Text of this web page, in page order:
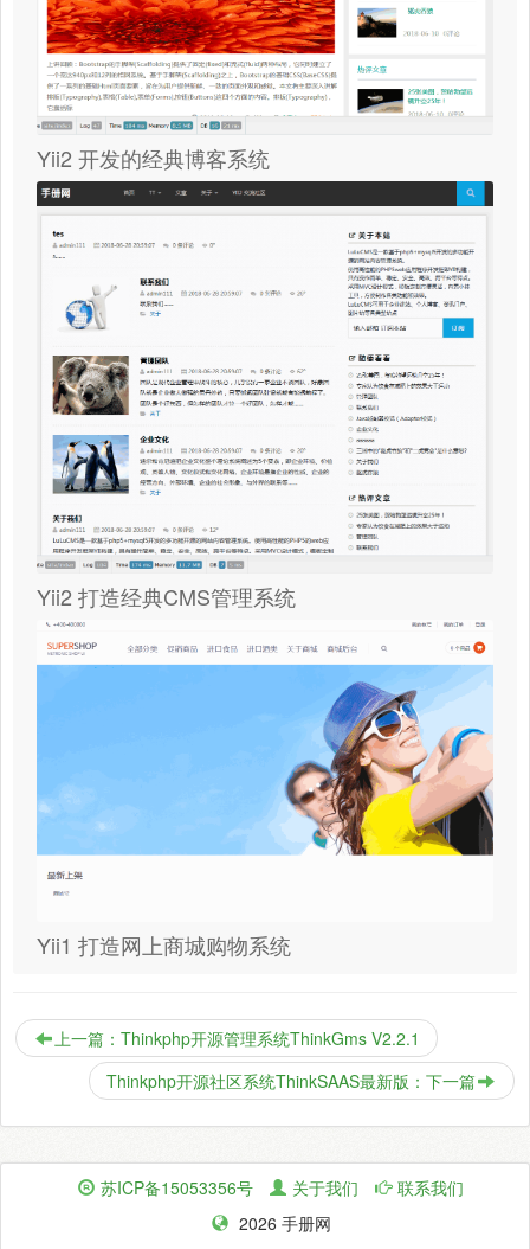
Yii2 开发的经典博客系统
Yii2 打造经典CMS管理系统
Yii1 打造网上商城购物系统
上一篇：Thinkphp开源管理系统ThinkGms V2.2.1
Thinkphp开源社区系统ThinkSAAS最新版：下一篇
苏ICP备15053356号 关于我们
联系我们
2026 手册网